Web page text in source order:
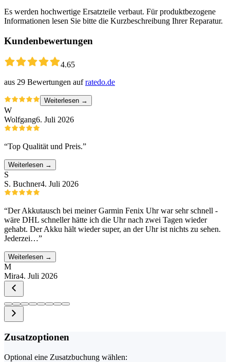
Es werden hochwertige Ersatzteile verbaut. Für produktbezogene
Informationen lesen Sie bitte die Kurzbeschreibung Ihrer Reparatur.
Kundenbewertungen
4.65
aus 29 Bewertungen auf ratedo.de
Weiterlesen →
W
Wolfgang6. Juli 2026
“Top Qualität und Preis.”
Weiterlesen →
S
S. Buchner4. Juli 2026
“Der Akkutausch bei meiner Garmin Fenix Uhr war sehr schnell -
wäre DHL schneller hätte ich die Uhr nach zwei Tagen wieder
gehabt. Der Akku hält wieder super, an der Uhr ist nichts zu sehen.
Jederzei…”
Weiterlesen →
M
Mira4. Juli 2026
Zusatzoptionen
Optional eine Zusatzbuchung wählen: